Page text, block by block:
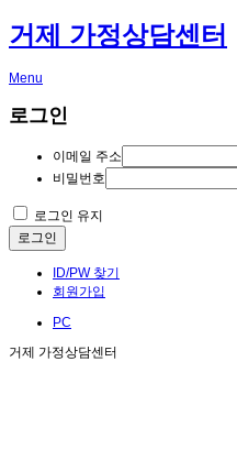
거제 가정상담센터
Menu
로그인
이메일 주소
비밀번호
로그인 유지
로그인
ID/PW 찾기
회원가입
PC
거제 가정상담센터